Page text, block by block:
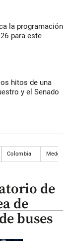
la programación
para este
hitos de una
y el Senado
Colombia Medellín
de
de
buses